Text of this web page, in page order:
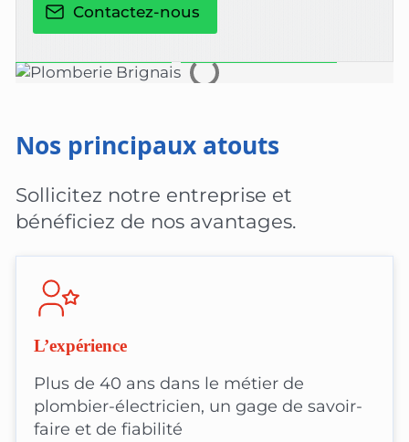
Contactez-nous
Nos principaux atouts
Sollicitez notre entreprise et
bénéficiez de nos avantages.
L’expérience
Plus de 40 ans dans le métier de
plombier-électricien, un gage de savoir-
faire et de fiabilité